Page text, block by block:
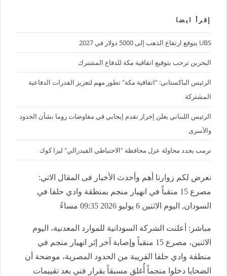
إقرأ ايضا
UBS يتوقع ارتفاع الذهب إلى 5000 دولار في 2027
البحرين ترحب بتوقيع اتفاقية مكة للدفاع المشترك
الرئيس الباكستاني: "اتفاقية مكة" تطور مهم لتعزيز القدرات الدفاعية
المشتركة
الرئيس اللبناني يعلن إحراز تقدم إيجابي في مفاوضات روما بشأن الحدود
والأسرى
ترمب يجدد محاولة عزل محافظة "الاحتياطي الفيدرالي" ليزا كوك
نعرض لكم زوارنا أهم وأحدث الأخبار فى المقال الاتي:
مصرع 15 منقباً في انهيار منجم بمنطقة وادي حلفا في
السودان, اليوم الاثنين 6 يوليو 2026 09:35 مساءً
مباشر: أعلنت الشركة السودانية للموارد المعدنية، اليوم
الاثنين، مصرع 15 منقباً وإصابة آخر إثر انهيار منجم في
منطقة وادي حلفا القريبة من الحدود المصرية، موضحة أن
الضحايا دخلوا منجماً أُغلق مسبقاً بقرار فني بعد تقييمات